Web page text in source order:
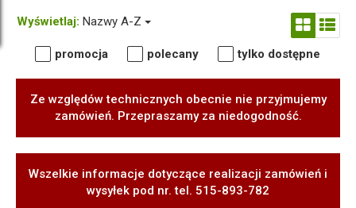
Wyświetlaj: Nazwy A-Z
promocja polecany tylko dostępne
Ze względów technicznych obecnie nie przyjmujemy
zamówień. Przepraszamy za niedogodność.
Wszelkie informacje dotyczące realizacji zamówień i
wysyłek pod nr. tel. 515-893-782